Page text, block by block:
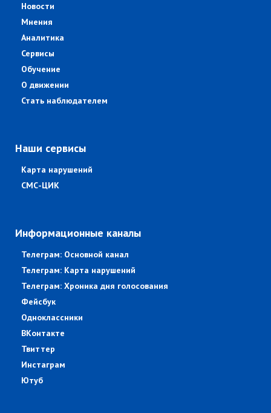
Новости
Мнения
Аналитика
Сервисы
Обучение
О движении
Стать наблюдателем
Наши сервисы
Карта нарушений
СМС-ЦИК
Информационные каналы
Телеграм: Основной канал
Телеграм: Карта нарушений
Телеграм: Хроника дня голосования
Фейсбук
Одноклассники
ВКонтакте
Твиттер
Инстаграм
Ютуб